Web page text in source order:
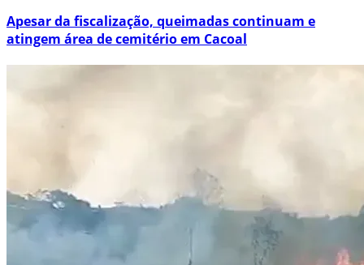
Apesar da fiscalização, queimadas continuam e
atingem área de cemitério em Cacoal